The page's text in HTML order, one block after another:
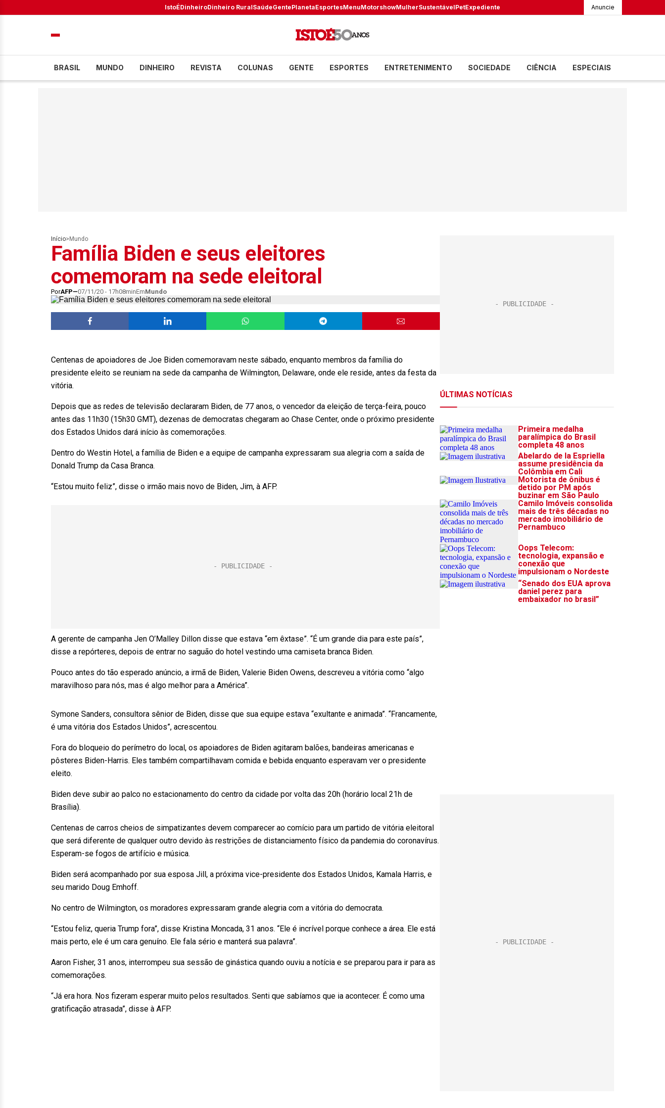
IstoÉDinheiroDinheiro RuralSaúdeGentePlanetaEsportesMenuMotorshowMulherSustentávelPetExpediente Anuncie
BRASIL MUNDO DINHEIRO REVISTA COLUNAS GENTE ESPORTES ENTRETENIMENTO SOCIEDADE CIÊNCIA ESPECIAIS
Início> Mundo
Família Biden e seus eleitores
comemoram na sede eleitoral
PorAFP 07/11/20 - 17h08minEmMundo
Centenas de apoiadores de Joe Biden comemoravam neste sábado, enquanto membros da família do
presidente eleito se reuniam na sede da campanha de Wilmington, Delaware, onde ele reside, antes da festa da
vitória.
Depois que as redes de televisão declararam Biden, de 77 anos, o vencedor da eleição de terça-feira, pouco
antes das 11h30 (15h30 GMT), dezenas de democratas chegaram ao Chase Center, onde o próximo presidente
dos Estados Unidos dará início às comemorações.
Dentro do Westin Hotel, a família de Biden e a equipe de campanha expressaram sua alegria com a saída de
Donald Trump da Casa Branca.
“Estou muito feliz”, disse o irmão mais novo de Biden, Jim, à AFP.
A gerente de campanha Jen O’Malley Dillon disse que estava “em êxtase”. “É um grande dia para este país”,
disse a repórteres, depois de entrar no saguão do hotel vestindo uma camiseta branca Biden.
Pouco antes do tão esperado anúncio, a irmã de Biden, Valerie Biden Owens, descreveu a vitória como “algo
maravilhoso para nós, mas é algo melhor para a América”.
Symone Sanders, consultora sênior de Biden, disse que sua equipe estava “exultante e animada”. “Francamente,
é uma vitória dos Estados Unidos”, acrescentou.
Fora do bloqueio do perímetro do local, os apoiadores de Biden agitaram balões, bandeiras americanas e
pôsteres Biden-Harris. Eles também compartilhavam comida e bebida enquanto esperavam ver o presidente
eleito.
Biden deve subir ao palco no estacionamento do centro da cidade por volta das 20h (horário local 21h de
Brasília).
Centenas de carros cheios de simpatizantes devem comparecer ao comício para um partido de vitória eleitoral
que será diferente de qualquer outro devido às restrições de distanciamento físico da pandemia do coronavírus.
Esperam-se fogos de artifício e música.
Biden será acompanhado por sua esposa Jill, a próxima vice-presidente dos Estados Unidos, Kamala Harris, e
seu marido Doug Emhoff.
No centro de Wilmington, os moradores expressaram grande alegria com a vitória do democrata.
“Estou feliz, queria Trump fora”, disse Kristina Moncada, 31 anos. “Ele é incrível porque conhece a área. Ele está
mais perto, ele é um cara genuíno. Ele fala sério e manterá sua palavra”.
Aaron Fisher, 31 anos, interrompeu sua sessão de ginástica quando ouviu a notícia e se preparou para ir para as
comemorações.
“Já era hora. Nos fizeram esperar muito pelos resultados. Senti que sabíamos que ia acontecer. É como uma
gratificação atrasada”, disse à AFP.